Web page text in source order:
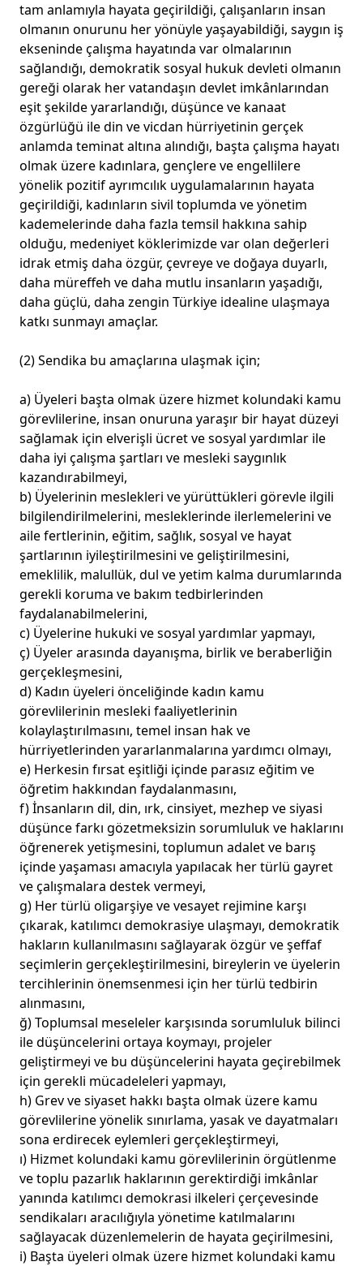
tam anlamıyla hayata geçirildiği, çalışanların insan
olmanın onurunu her yönüyle yaşayabildiği, saygın iş
ekseninde çalışma hayatında var olmalarının
sağlandığı, demokratik sosyal hukuk devleti olmanın
gereği olarak her vatandaşın devlet imkânlarından
eşit şekilde yararlandığı, düşünce ve kanaat
özgürlüğü ile din ve vicdan hürriyetinin gerçek
anlamda teminat altına alındığı, başta çalışma hayatı
olmak üzere kadınlara, gençlere ve engellilere
yönelik pozitif ayrımcılık uygulamalarının hayata
geçirildiği, kadınların sivil toplumda ve yönetim
kademelerinde daha fazla temsil hakkına sahip
olduğu, medeniyet köklerimizde var olan değerleri
idrak etmiş daha özgür, çevreye ve doğaya duyarlı,
daha müreffeh ve daha mutlu insanların yaşadığı,
daha güçlü, daha zengin Türkiye idealine ulaşmaya
katkı sunmayı amaçlar.
(2) Sendika bu amaçlarına ulaşmak için;
a) Üyeleri başta olmak üzere hizmet kolundaki kamu
görevlilerine, insan onuruna yaraşır bir hayat düzeyi
sağlamak için elverişli ücret ve sosyal yardımlar ile
daha iyi çalışma şartları ve mesleki saygınlık
kazandırabilmeyi,
b) Üyelerinin meslekleri ve yürüttükleri görevle ilgili
bilgilendirilmelerini, mesleklerinde ilerlemelerini ve
aile fertlerinin, eğitim, sağlık, sosyal ve hayat
şartlarının iyileştirilmesini ve geliştirilmesini,
emeklilik, malullük, dul ve yetim kalma durumlarında
gerekli koruma ve bakım tedbirlerinden
faydalanabilmelerini,
c) Üyelerine hukuki ve sosyal yardımlar yapmayı,
ç) Üyeler arasında dayanışma, birlik ve beraberliğin
gerçekleşmesini,
d) Kadın üyeleri önceliğinde kadın kamu
görevlilerinin mesleki faaliyetlerinin
kolaylaştırılmasını, temel insan hak ve
hürriyetlerinden yararlanmalarına yardımcı olmayı,
e) Herkesin fırsat eşitliği içinde parasız eğitim ve
öğretim hakkından faydalanmasını,
f) İnsanların dil, din, ırk, cinsiyet, mezhep ve siyasi
düşünce farkı gözetmeksizin sorumluluk ve haklarını
öğrenerek yetişmesini, toplumun adalet ve barış
içinde yaşaması amacıyla yapılacak her türlü gayret
ve çalışmalara destek vermeyi,
g) Her türlü oligarşiye ve vesayet rejimine karşı
çıkarak, katılımcı demokrasiye ulaşmayı, demokratik
hakların kullanılmasını sağlayarak özgür ve şeffaf
seçimlerin gerçekleştirilmesini, bireylerin ve üyelerin
tercihlerinin önemsenmesi için her türlü tedbirin
alınmasını,
ğ) Toplumsal meseleler karşısında sorumluluk bilinci
ile düşüncelerini ortaya koymayı, projeler
geliştirmeyi ve bu düşüncelerini hayata geçirebilmek
için gerekli mücadeleleri yapmayı,
h) Grev ve siyaset hakkı başta olmak üzere kamu
görevlilerine yönelik sınırlama, yasak ve dayatmaları
sona erdirecek eylemleri gerçekleştirmeyi,
ı) Hizmet kolundaki kamu görevlilerinin örgütlenme
ve toplu pazarlık haklarının gerektirdiği imkânlar
yanında katılımcı demokrasi ilkeleri çerçevesinde
sendikaları aracılığıyla yönetime katılmalarını
sağlayacak düzenlemelerin de hayata geçirilmesini,
i) Başta üyeleri olmak üzere hizmet kolundaki kamu